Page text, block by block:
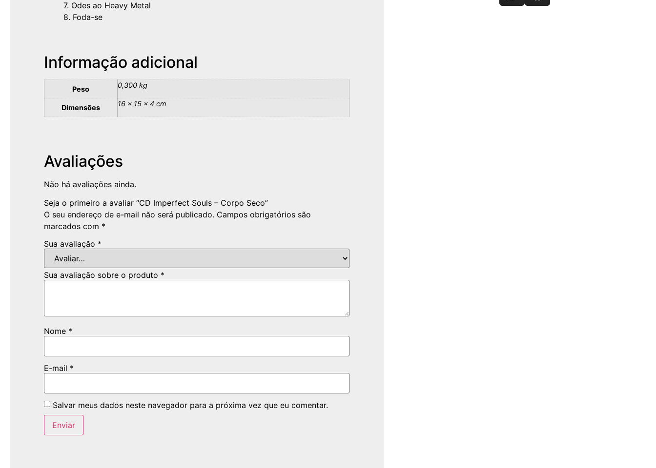
7. Odes ao Heavy Metal
8. Foda-se
Informação adicional
Peso 0,300 kg
Dimensões 16 × 15 × 4 cm
Avaliações
Não há avaliações ainda.
Seja o primeiro a avaliar “CD Imperfect Souls – Corpo Seco”
O seu endereço de e-mail não será publicado. Campos obrigatórios são
marcados com *
Sua avaliação *
Sua avaliação sobre o produto *
Nome *
E-mail *
Salvar meus dados neste navegador para a próxima vez que eu comentar.